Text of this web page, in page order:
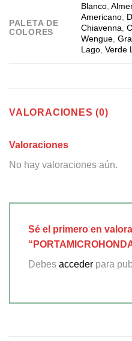
PALETA DE
COLORES
Blanco ,
Americano
Chiavenna ,
Wengue ,
Lago ,Verde
VALORACIONES (0)
Valoraciones
No hay valoraciones aún.
Sé el primero en
Debes acceder para